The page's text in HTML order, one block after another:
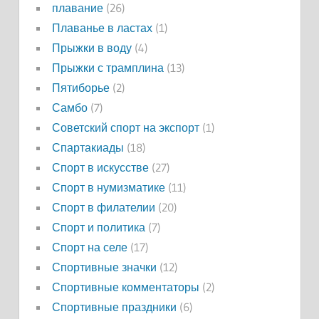
плавание(26)
Плаванье в ластах(1)
Прыжки в воду(4)
Прыжки с трамплина(13)
Пятиборье(2)
Самбо(7)
Советский спорт на экспорт(1)
Спартакиады (18)
Спорт в искусстве(27)
Спорт в нумизматике(11)
Спорт в филателии (20)
Спорт и политика(7)
Спорт на селе(17)
Спортивные значки (12)
Спортивные комментаторы (2)
Спортивные праздники (6)